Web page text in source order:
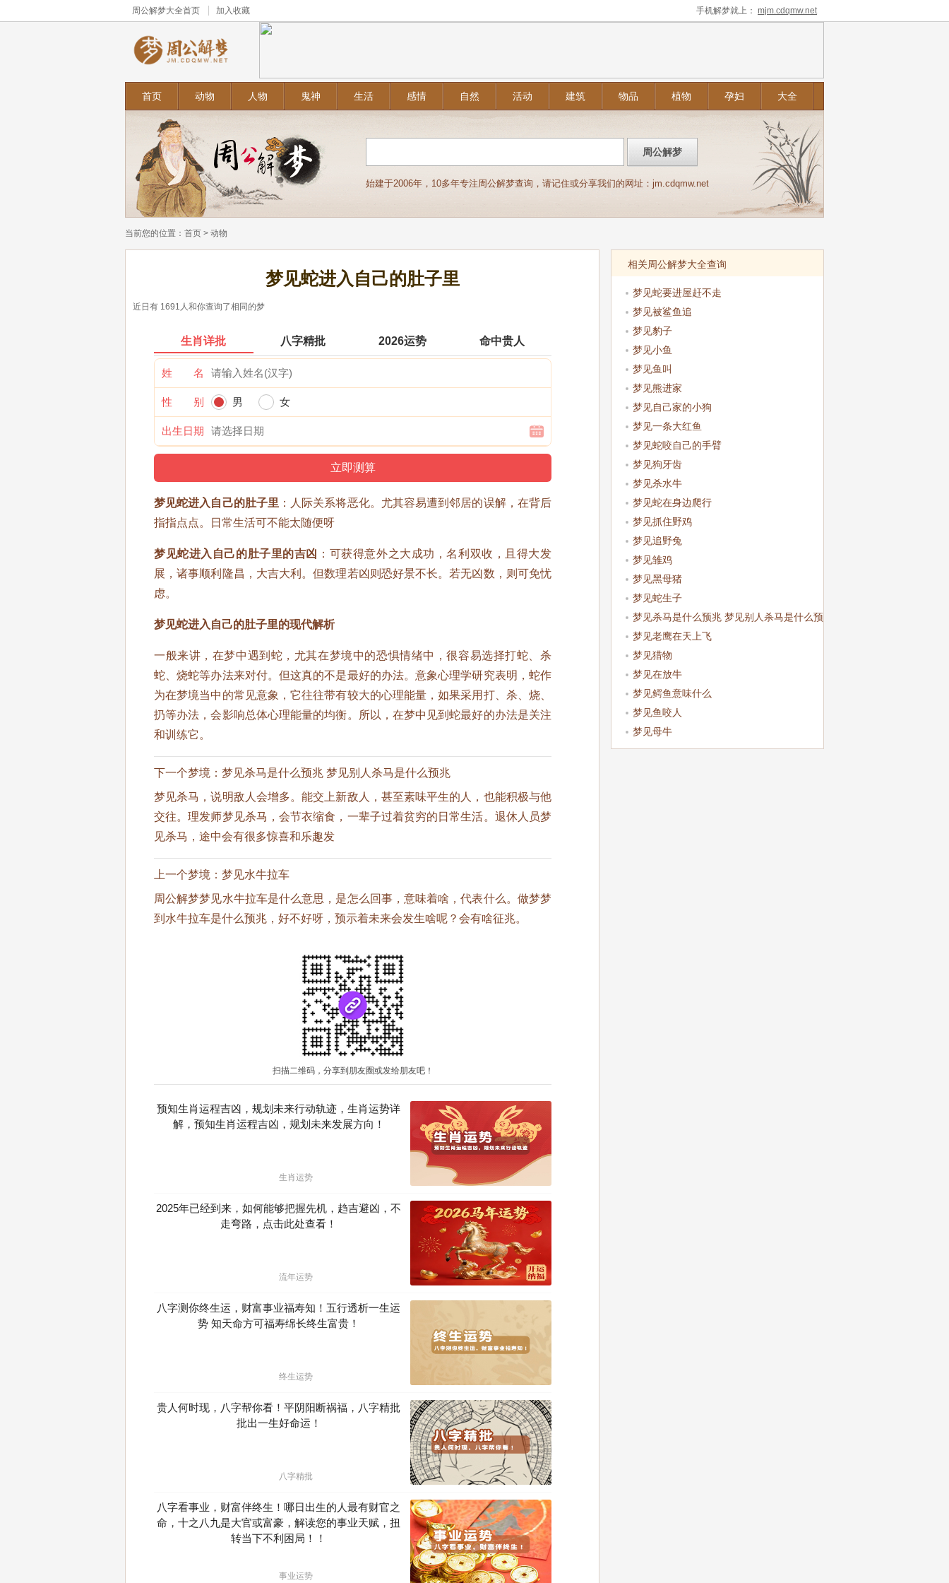
周公解梦大全首页 加入收藏 手机解梦就上： mjm.cdqmw.net
首页 动物 人物 鬼神 生活 感情 自然 活动 建筑 物品 植物 孕妇 大全
始建于2006年，10多年专注周公解梦查询，请记住或分享我们的网址：jm.cdqmw.net
当前您的位置： 首页 > 动物
梦见蛇进入自己的肚子里
近日有 1691 人和你查询了相同的梦
生肖详批 八字精批 2026运势 命中贵人
姓 名
性 别 男 女
出生日期
梦见蛇进入自己的肚子里 ：人际关系将恶化。尤其容易遭到邻居的误解，在背后
指指点点。日常生活可不能太随便呀
梦见蛇进入自己的肚子里的吉凶 ：可获得意外之大成功，名利双收，且得大发
展，诸事顺利隆昌，大吉大利。但数理若凶则恐好景不长。若无凶数，则可免忧
虑。
梦见蛇进入自己的肚子里的现代解析
一般来讲，在梦中遇到蛇，尤其在梦境中的恐惧情绪中，很容易选择打蛇、杀
蛇、烧蛇等办法来对付。但这真的不是最好的办法。意象心理学研究表明，蛇作
为在梦境当中的常见意象，它往往带有较大的心理能量，如果采用打、杀、烧、
扔等办法，会影响总体心理能量的均衡。所以，在梦中见到蛇最好的办法是关注
和训练它。
下一个梦境： 梦见杀马是什么预兆 梦见别人杀马是什么预兆
梦见杀马，说明敌人会增多。能交上新敌人，甚至素味平生的人，也能积极与他
交往。理发师梦见杀马，会节衣缩食，一辈子过着贫穷的日常生活。退休人员梦
见杀马，途中会有很多惊喜和乐趣发
上一个梦境： 梦见水牛拉车
周公解梦梦见水牛拉车是什么意思，是怎么回事，意味着啥，代表什么。做梦梦
到水牛拉车是什么预兆，好不好呀，预示着未来会发生啥呢？会有啥征兆。
扫描二维码，分享到朋友圈或发给朋友吧！
预知生肖运程吉凶，规划未来行动轨迹，生肖运势详
解，预知生肖运程吉凶，规划未来发展方向！
生肖运势
2025年已经到来，如何能够把握先机，趋吉避凶，不
走弯路，点击此处查看！
流年运势
八字测你终生运，财富事业福寿知！五行透析一生运
势 知天命方可福寿绵长终生富贵！
终生运势
贵人何时现，八字帮你看！平阴阳断祸福，八字精批
批出一生好命运！
八字精批
八字看事业，财富伴终生！哪日出生的人最有财官之
命，十之八九是大官或富豪，解读您的事业天赋，扭
转当下不利困局！！
事业运势
相关周公解梦大全查询
梦见蛇要进屋赶不走
梦见被鲨鱼追
梦见豹子
梦见小鱼
梦见鱼叫
梦见熊进家
梦见自己家的小狗
梦见一条大红鱼
梦见蛇咬自己的手臂
梦见狗牙齿
梦见杀水牛
梦见蛇在身边爬行
梦见抓住野鸡
梦见追野兔
梦见雏鸡
梦见黑母猪
梦见蛇生子
梦见杀马是什么预兆 梦见别人杀马是什么预兆
梦见老鹰在天上飞
梦见猎物
梦见在放牛
梦见鳄鱼意味什么
梦见鱼咬人
梦见母牛